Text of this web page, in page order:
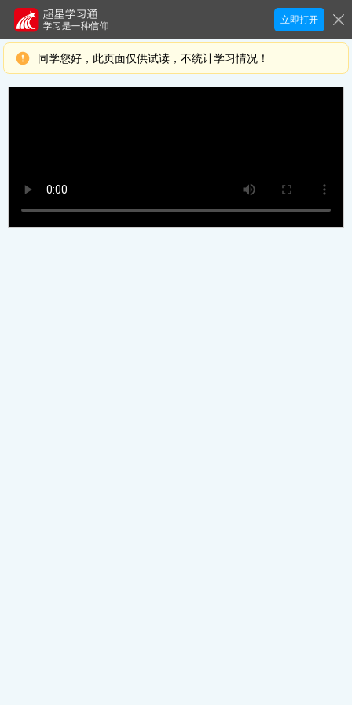
立即打开
同学您好，此页面仅供试读，不统计学习情况！